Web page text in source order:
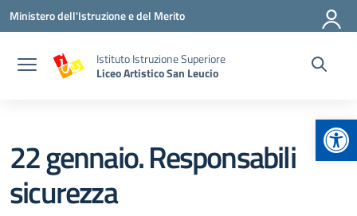
Vai ai contenuti
Vai al menu di navigazione
Vai al footer
Ministero dell'Istruzione e del Merito
Istituto Istruzione Superiore
Liceo Artistico San Leucio
22 gennaio. Responsabili
sicurezza